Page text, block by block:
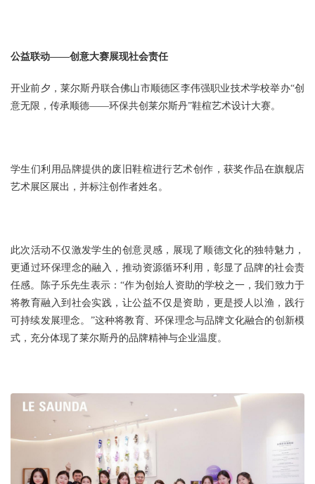
公益联动——创意大赛展现社会责任
开业前夕，莱尔斯丹联合佛山市顺德区李伟强职业技术学校举办“创
意无限，传承顺德——环保共创莱尔斯丹”鞋楦艺术设计大赛。
学生们利用品牌提供的废旧鞋楦进行艺术创作，获奖作品在旗舰店
艺术展区展出，并标注创作者姓名。
此次活动不仅激发学生的创意灵感，展现了顺德文化的独特魅力，
更通过环保理念的融入，推动资源循环利用，彰显了品牌的社会责
任感。陈子乐先生表示：“作为创始人资助的学校之一，我们致力于
将教育融入到社会实践，让公益不仅是资助，更是授人以渔，践行
可持续发展理念。”这种将教育、环保理念与品牌文化融合的创新模
式，充分体现了莱尔斯丹的品牌精神与企业温度。